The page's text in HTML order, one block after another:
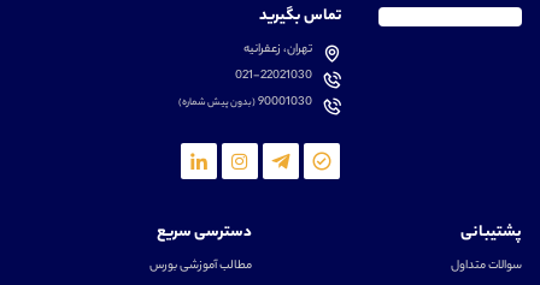
تماس بگیرید
تهران، زعفرانیه
021-22021030
90001030(بدون پیش شماره)
پشتیبانی
سوالات متداول
دسترسی سریع
مطالب آموزشی بورس